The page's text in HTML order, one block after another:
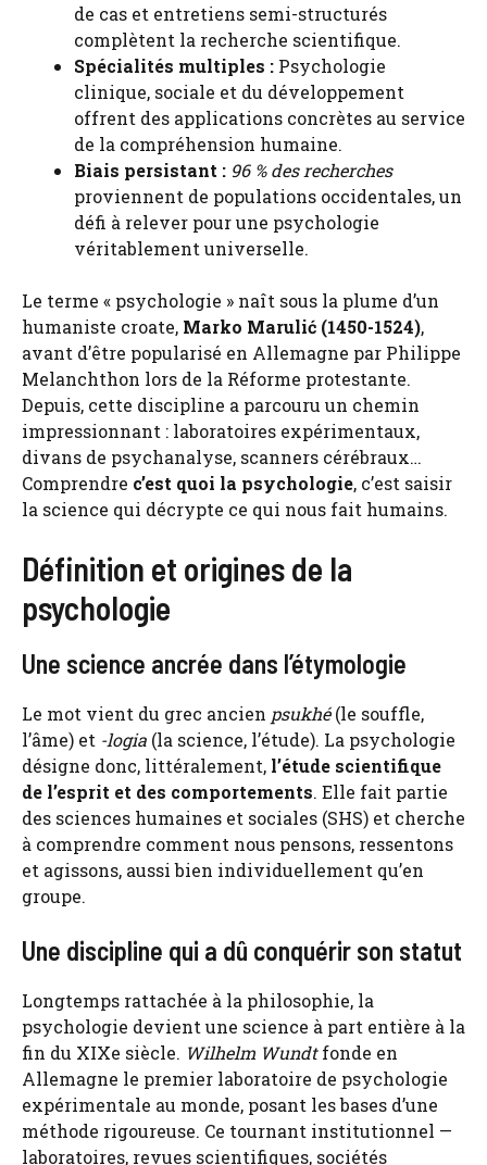
de cas et entretiens semi-structurés
complètent la recherche scientifique.
Spécialités multiples : Psychologie
clinique, sociale et du développement
offrent des applications concrètes au service
de la compréhension humaine.
Biais persistant : 96 % des recherches
proviennent de populations occidentales, un
défi à relever pour une psychologie
véritablement universelle.
Le terme « psychologie » naît sous la plume d’un
humaniste croate, Marko Marulić (1450-1524),
avant d’être popularisé en Allemagne par Philippe
Melanchthon lors de la Réforme protestante.
Depuis, cette discipline a parcouru un chemin
impressionnant : laboratoires expérimentaux,
divans de psychanalyse, scanners cérébraux…
Comprendre c’est quoi la psychologie, c’est saisir
la science qui décrypte ce qui nous fait humains.
Définition et origines de la
psychologie
Une science ancrée dans l’étymologie
Le mot vient du grec ancien psukhé(le souffle,
l’âme) et -logia (la science, l’étude). La psychologie
désigne donc, littéralement, l’étude scientifique
de l’esprit et des comportements. Elle fait partie
des sciences humaines et sociales (SHS) et cherche
à comprendre comment nous pensons, ressentons
et agissons, aussi bien individuellement qu’en
groupe.
Une discipline qui a dû conquérir son statut
Longtemps rattachée à la philosophie, la
psychologie devient une science à part entière à la
fin du XIXe siècle. Wilhelm Wundtfonde en
Allemagne le premier laboratoire de psychologie
expérimentale au monde, posant les bases d’une
méthode rigoureuse. Ce tournant institutionnel —
laboratoires, revues scientifiques, sociétés